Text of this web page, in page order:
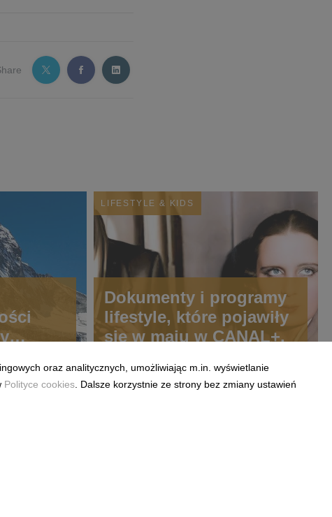
LIFESTYLE & KIDS
Dokumenty i programy
lifestyle, które pojawiły
się w maju w CANAL+.
oraz analitycznych, umożliwiając m.in. wyświetlanie
Polityce cookies . Dalsze korzystnie ze strony bez zmiany ustawień